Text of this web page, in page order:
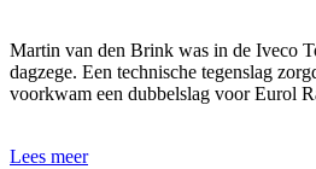
Martin van den Brink was in de Iveco
dagzege. Een technische tegenslag
voorkwam een dubbelslag voor Eurol
Lees meer